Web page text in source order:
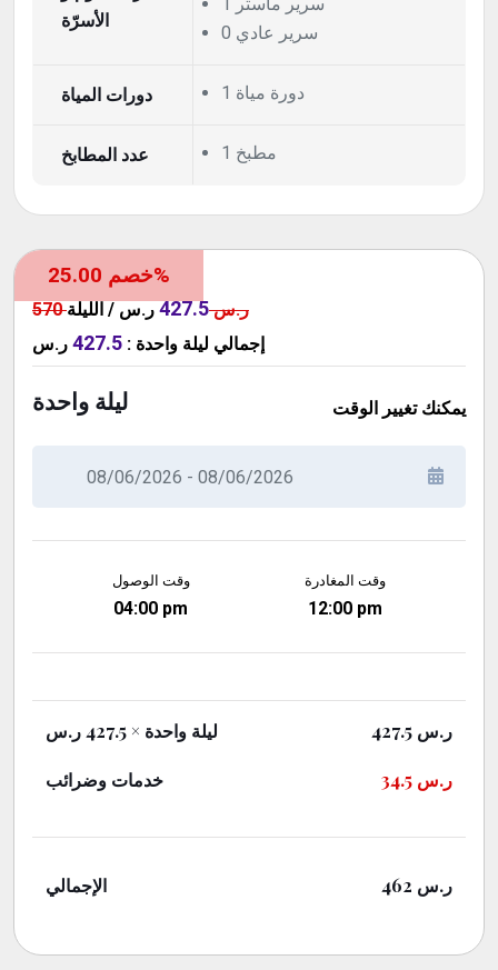
الأسرّة
1 سرير ماستر
0 سرير عادي
دورات المياة 1 دورة مياة
عدد المطابخ 1 مطبخ
خصم 25.00%
570 ر.س427.5 ر.س / الليلة
إجمالي ليلة واحدة :
427.5 ر.س
ليلة واحدة يمكنك تغيير الوقت
وقت الوصول
04:00 pm
وقت المغادرة
12:00 pm
ليلة واحدة × 427.5 ر.س 427.5 ر.س
خدمات وضرائب 34.5 ر.س
الإجمالي 462 ر.س